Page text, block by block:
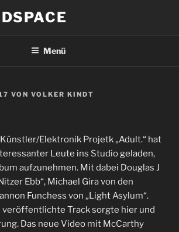
Menü
VON VOLKER KINDT
Elektronik Projetk „Adult.“ hat
Leute ins Studio geladen,
aufzunehmen. Mit dabei Douglas J
Ebb“, Michael Gira von den
Funchess von „Light Asylum“.
veröffentlichte Track sorgte hier und
Das neue Video mit McCarthy